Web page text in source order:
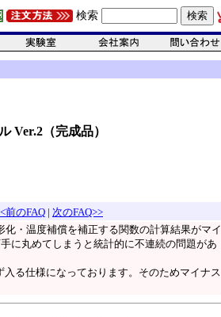
検索
Ver.2（完成品）
前のFAQ | 次のFAQ>>
・温度補償を補正する関数の計算結果がマイ
に丸めてしまうと統計的に不連続の問題があ
る仕様になっております。そのためマイナス